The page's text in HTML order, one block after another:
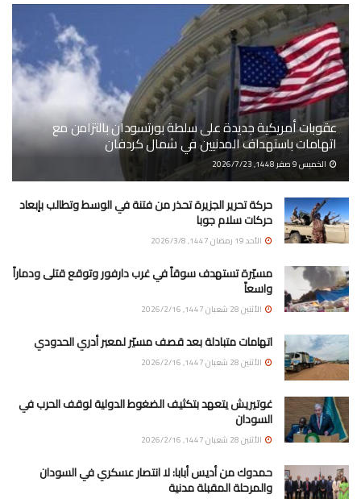
عقوبات أمريكية جديدة على سلطة بورتسودان بالتزامن مع
اتهامات باستهداف المدنيين في شمال كردفان
الخميس 9 صفر 1448, 2026/7/23
حركة تحرير الجزيرة تحذر من فتنة في الوسط وتطالب بإبعاد
حركات سلام جوبا
الأحد 19 رمضان 1447, 2026/3/8
مسيّرة تستهدف سوقاً في غرب دارفور وتوقع قتلى ودماراً
واسعاً
الأثنين 28 شعبان 1447, 2026/2/16
اتهامات متبادلة بعد قصف مسيّر لمعبر أدري الحدودي
الأثنين 28 شعبان 1447, 2026/2/16
غوتيريش يتعهد بتكثيف الضغوط الدولية لوقف الحرب في
السودان
الأثنين 28 شعبان 1447, 2026/2/16
حمدوك من أديس أبابا: لا انتصار عسكري في السودان
والمرحلة المقبلة مدنية